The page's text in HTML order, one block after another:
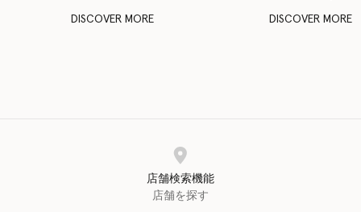
DISCOVER MORE DISCOVER MORE
店舗検索機能
店舗を探す